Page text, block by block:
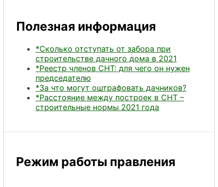
Полезная информация
*Сколько отступать от забора при
строительстве дачного дома в 2021
*Реестр членов СНТ: для чего он нужен
председателю
*За что могут оштрафовать дачников?
*Расстояние между построек в СНТ –
строительные нормы 2021 года
Режим работы правления